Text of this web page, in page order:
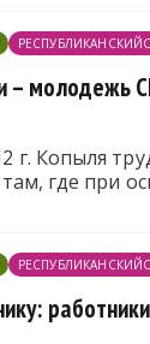
– молодежь
г. Копыля
где при